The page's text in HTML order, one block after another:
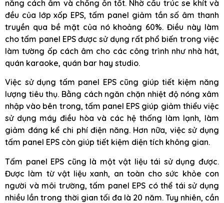
năng cách âm và chống ồn tốt. Nhờ cấu trúc se khít và
đều của lớp xốp EPS, tấm panel giảm tần số âm thanh
truyền qua bề mặt của nó khoảng 60%. Điều này làm
cho tấm panel EPS được sử dụng rất phổ biến trong việc
làm tường ốp cách âm cho các công trình như nhà hát,
quán karaoke, quán bar hay studio.
Việc sử dụng tấm panel EPS cũng giúp tiết kiệm năng
lượng tiêu thụ. Bằng cách ngăn chặn nhiệt độ nóng xâm
nhập vào bên trong, tấm panel EPS giúp giảm thiểu việc
sử dụng máy điều hòa và các hệ thống làm lạnh, làm
giảm đáng kể chi phí điện năng. Hơn nữa, việc sử dụng
tấm panel EPS còn giúp tiết kiệm diện tích không gian.
Tấm panel EPS cũng là một vật liệu tái sử dụng được.
Được làm từ vật liệu xanh, an toàn cho sức khỏe con
người và môi trường, tấm panel EPS có thể tái sử dụng
nhiều lần trong thời gian tối đa là 20 năm. Tuy nhiên, cần